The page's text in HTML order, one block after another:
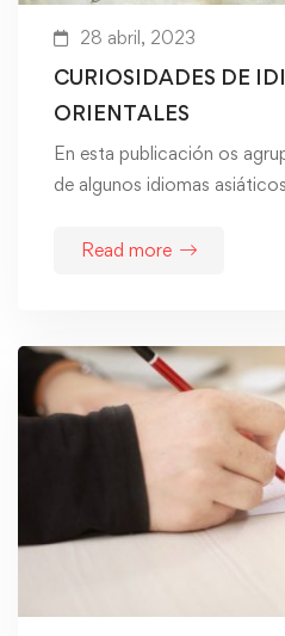
28 abril, 2023
CURIOSIDADES DE
ORIENTALES
En esta publicación os
de algunos idiomas
Read more